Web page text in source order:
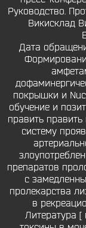
Руководство.
Викисклад
Дата
покрышки и
обучение и
править
систему
препаратов
с
пролекарства
в
Литература [